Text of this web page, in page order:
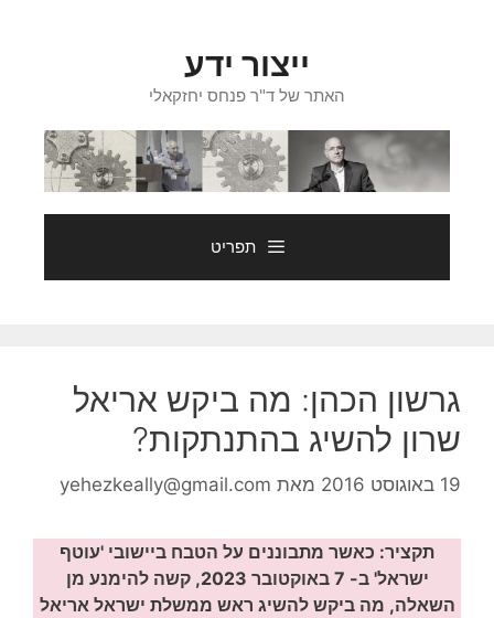
ייצור ידע
האתר של ד"ר פנחס יחזקאלי
תפריט
גרשון הכהן: מה ביקש אריאל
שרון להשיג בהתנתקות?
19 באוגוסט 2016 מאת yehezkeally@gmail.com
תקציר: כאשר מתבוננים על הטבח ביישובי 'עוטף
ישראל' ב- 7 באוקטובר 2023, קשה להימנע מן
השאלה, מה ביקש להשיג ראש ממשלת ישראל אריאל